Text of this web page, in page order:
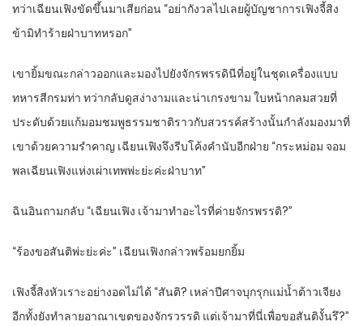
ทว่าเฉียนเฟิงขัดขึ้นมาเสียก่อน “อย่ากังวลไปเลยผู้บัญชาการเฟิงจี้สิง
ข้ามิทำร้ายฝ่าบาทหรอก”
เขายิ้มขณะกล่าวออกและมองไปยังจักรพรรดินีที่อยู่ในชุดเครื่องแบบ
ทหารสีกรมท่า ทว่ากลับดูสง่างามและน่าเกรงขาม ใบหน้ากลมสวยที่
ประดับด้วยแก้มอมชมพูธรรมชาติราวกับสวรรค์สร้างนั้นกำลังมองมาที่
เขาด้วยความรำคาญ เฉียนเฟิงจึงรีบโค้งคำนับอีกฝ่าย “กระหม่อม จอม
พลเฉียนเฟิงแห่งเผ่าเทพพ่ะย่ะค่ะฝ่าบาท”
ฉินอินถามกลับ “เฉียนเฟิง เจ้ามาทำอะไรที่ค่ายจักรพรรดิ?”
“ร้องขอสันติพ่ะย่ะค่ะ” เฉียนเฟิงกล่าวพร้อมยกยิ้ม
เฟิงจี้สิงหัวเราะอย่างอดไม่ได้ “สันติ? เหล่าปีศาจบุกรุกแม่น้ำต้าวเจียง
อีกทั้งยังทำลายอาณาเขตของจักรวรรดิ แต่เจ้ามาที่นี่เพื่อขอสันติงั้นรึ?”